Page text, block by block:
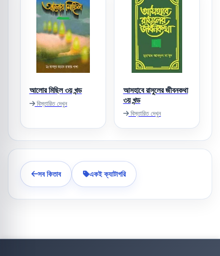
আলোর মিছিল ৩য় খন্ড
বিস্তারিত দেখুন
আসহাবে রাসুলের জীবনকথা
৩য় খন্ড
বিস্তারিত দেখুন
সব কিতাব একই ক্যাটাগরি